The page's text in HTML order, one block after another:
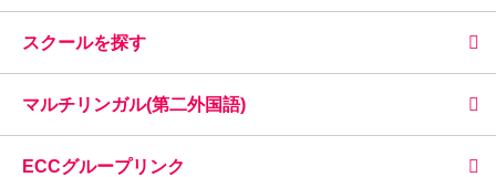
スクールを探す
マルチリンガル(第二外国語)
ECCグループリンク